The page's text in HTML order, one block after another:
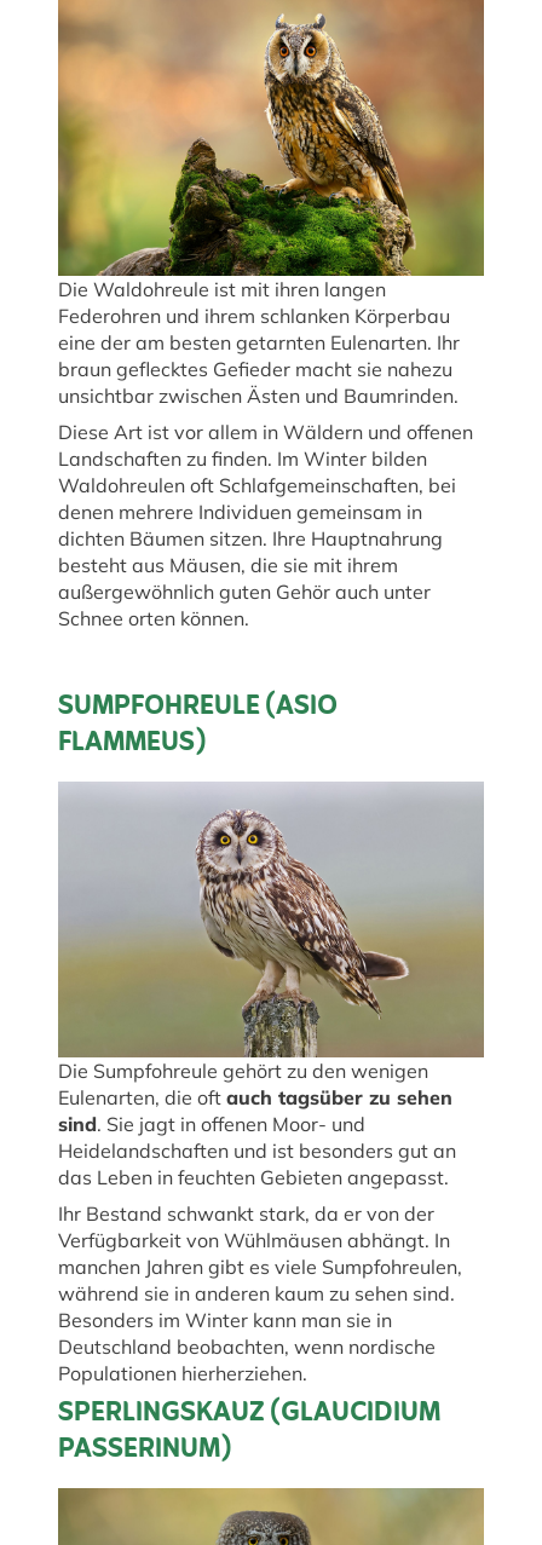
Die Waldohreule ist mit ihren langen
Federohren und ihrem schlanken Körperbau
eine der am besten getarnten Eulenarten. Ihr
braun geflecktes Gefieder macht sie nahezu
unsichtbar zwischen Ästen und Baumrinden.
Diese Art ist vor allem in Wäldern und offenen
Landschaften zu finden. Im Winter bilden
Waldohreulen oft Schlafgemeinschaften, bei
denen mehrere Individuen gemeinsam in
dichten Bäumen sitzen. Ihre Hauptnahrung
besteht aus Mäusen, die sie mit ihrem
außergewöhnlich guten Gehör auch unter
Schnee orten können.
SUMPFOHREULE (ASIO
FLAMMEUS)
Die Sumpfohreule gehört zu den wenigen
Eulenarten, die oft auch tagsüber zu sehen
sind. Sie jagt in offenen Moor- und
Heidelandschaften und ist besonders gut an
das Leben in feuchten Gebieten angepasst.
Ihr Bestand schwankt stark, da er von der
Verfügbarkeit von Wühlmäusen abhängt. In
manchen Jahren gibt es viele Sumpfohreulen,
während sie in anderen kaum zu sehen sind.
Besonders im Winter kann man sie in
Deutschland beobachten, wenn nordische
Populationen hierherziehen.
SPERLINGSKAUZ (GLAUCIDIUM
PASSERINUM)